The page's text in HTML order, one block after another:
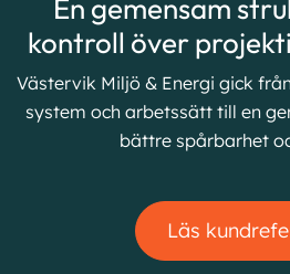
En gemensam
kontroll över
Västervik Miljö & Energi gick
system och arbetssätt till en
bättre spårbarhet
Läs